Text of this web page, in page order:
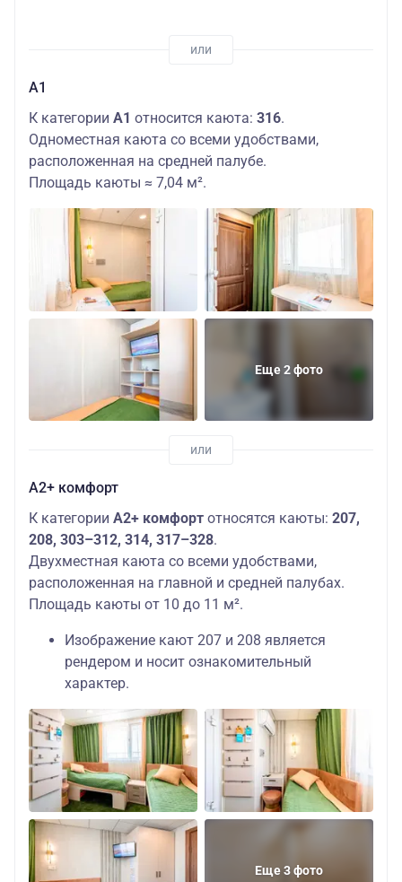
А1
К категории А1 относится каюта: 316.
Одноместная каюта со всеми удобствами,
расположенная на средней палубе.
Площадь каюты ≈ 7,04 м².
Еще 2 фото
А2+ комфорт
К категории А2+ комфорт относятся каюты: 207,
208, 303–312, 314, 317–328.
Двухместная каюта со всеми удобствами,
расположенная на главной и средней палубах.
Площадь каюты от 10 до 11 м².
Изображение кают 207 и 208 является
рендером и носит ознакомительный
характер.
Еще 3 фото